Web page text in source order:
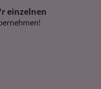
einzelnen